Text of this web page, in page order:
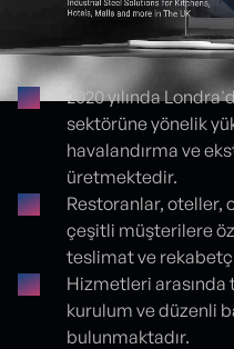
Proje detayları
2020 yılında
sektörüne yönelik
havalandırma ve
üretmektedir.
Restoranlar, oteller,
çeşitli müşterilere
teslimat ve
Hizmetleri arasında
kurulum ve düzenli
bulunmaktadır.